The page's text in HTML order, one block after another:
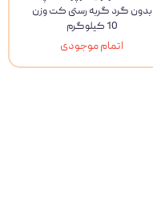
بدون گرد گربه رستی کت وزن
10 کیلوگرم
اتمام موجودی